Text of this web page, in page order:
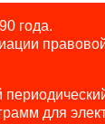
года.
для